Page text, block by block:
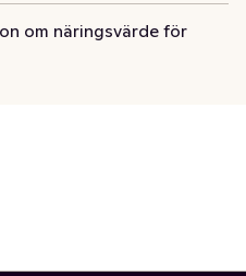
om näringsvärde för